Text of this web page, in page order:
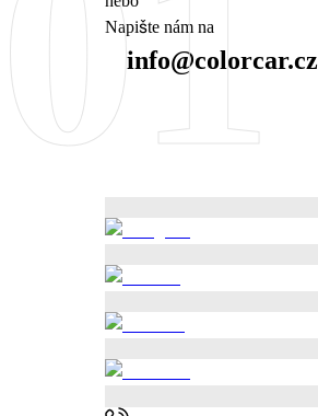
Napište nám na
info@colorcar.cz